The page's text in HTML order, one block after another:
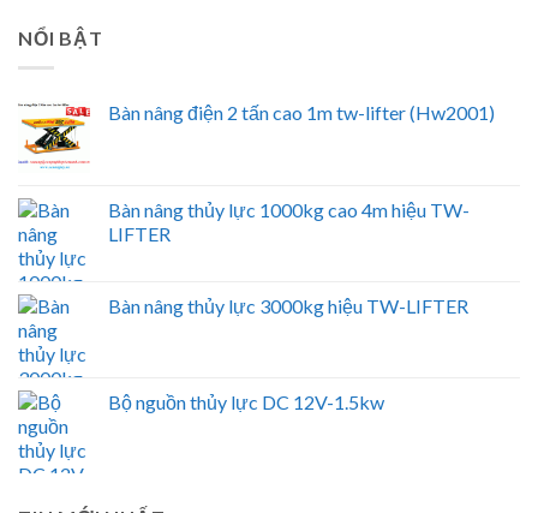
NỔI BẬT
Bàn nâng điện 2 tấn cao 1m tw-lifter (Hw2001)
Bàn nâng thủy lực 1000kg cao 4m hiệu TW-
LIFTER
Bàn nâng thủy lực 3000kg hiệu TW-LIFTER
Bộ nguồn thủy lực DC 12V-1.5kw